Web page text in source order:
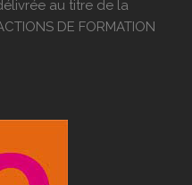
au titre de la
DE FORMATION